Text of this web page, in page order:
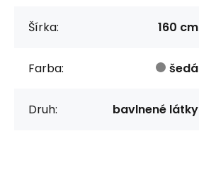
Šírka: 160 cm
Farba: šedá
Druh: bavlnené látky